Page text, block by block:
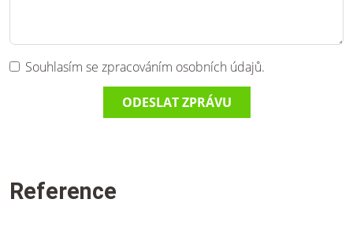
Souhlasím se zpracováním osobních údajů.
ODESLAT ZPRÁVU
Reference